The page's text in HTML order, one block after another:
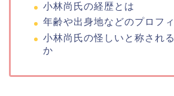
小林尚氏の経歴とは
年齢や出身地などのプロフ
小林尚氏の怪しいと称され
か